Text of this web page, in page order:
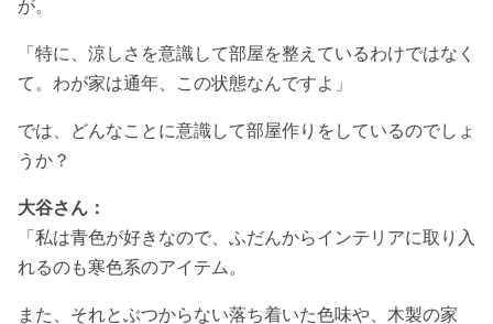
が。
「特に、涼しさを意識して部屋を整えているわけではなく
て。わが家は通年、この状態なんですよ」
では、どんなことに意識して部屋作りをしているのでしょ
うか？
大谷さん：
「私は青色が好きなので、ふだんからインテリアに取り入
れるのも寒色系のアイテム。
また、それとぶつからない落ち着いた色味や、木製の家